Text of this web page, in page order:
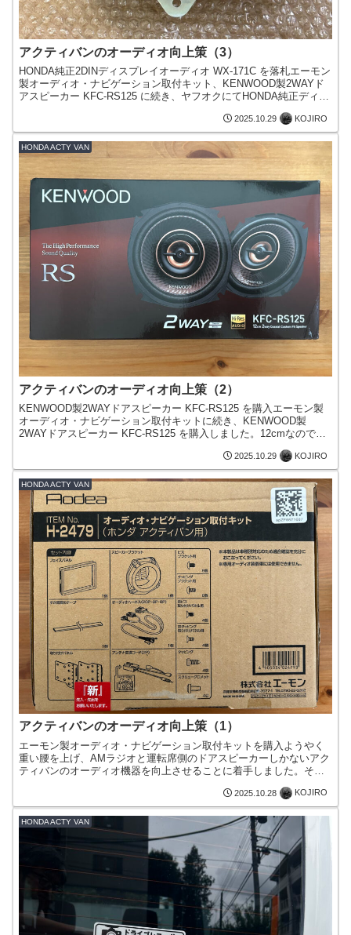
アクティバンのオーディオ向上策（3）
HONDA純正2DINディスプレイオーディオ WX-171C を落札エーモン
製オーディオ・ナビゲーション取付キット、KENWOOD製2WAYド
アスピーカー KFC-RS125 に続き、ヤフオクにてHONDA純正ディス
2025.10.29 KOJIRO
HONDA ACTY VAN
アクティバンのオーディオ向上策（2）
KENWOOD製2WAYドアスピーカー KFC-RS125 を購入エーモン製
オーディオ・ナビゲーション取付キットに続き、KENWOOD製
2WAYドアスピーカー KFC-RS125 を購入しました。12cmなので、
2025.10.29 KOJIRO
HONDA ACTY VAN
アクティバンのオーディオ向上策（1）
エーモン製オーディオ・ナビゲーション取付キットを購入ようやく
重い腰を上げ、AMラジオと運転席側のドアスピーカーしかないアク
ティバンのオーディオ機器を向上させることに着手しました。そこ
2025.10.28 KOJIRO
HONDA ACTY VAN